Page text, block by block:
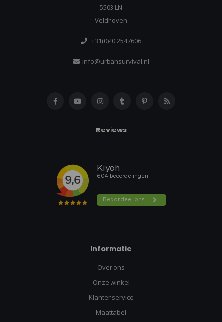
5503 LN
Veldhoven
+31(0)40 2547606
info@urbansurvival.nl
Reviews
Informatie
Over ons
Onze winkel
Klantenservice
Maattabel